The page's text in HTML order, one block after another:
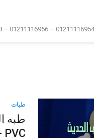
طبات